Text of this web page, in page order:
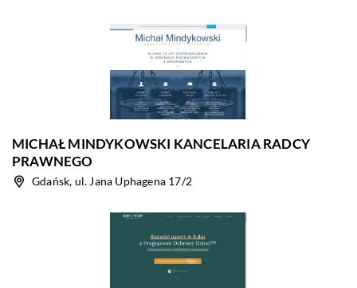
MICHAŁ MINDYKOWSKI KANCELARIA RADCY
PRAWNEGO
Gdańsk, ul. Jana Uphagena 17/2